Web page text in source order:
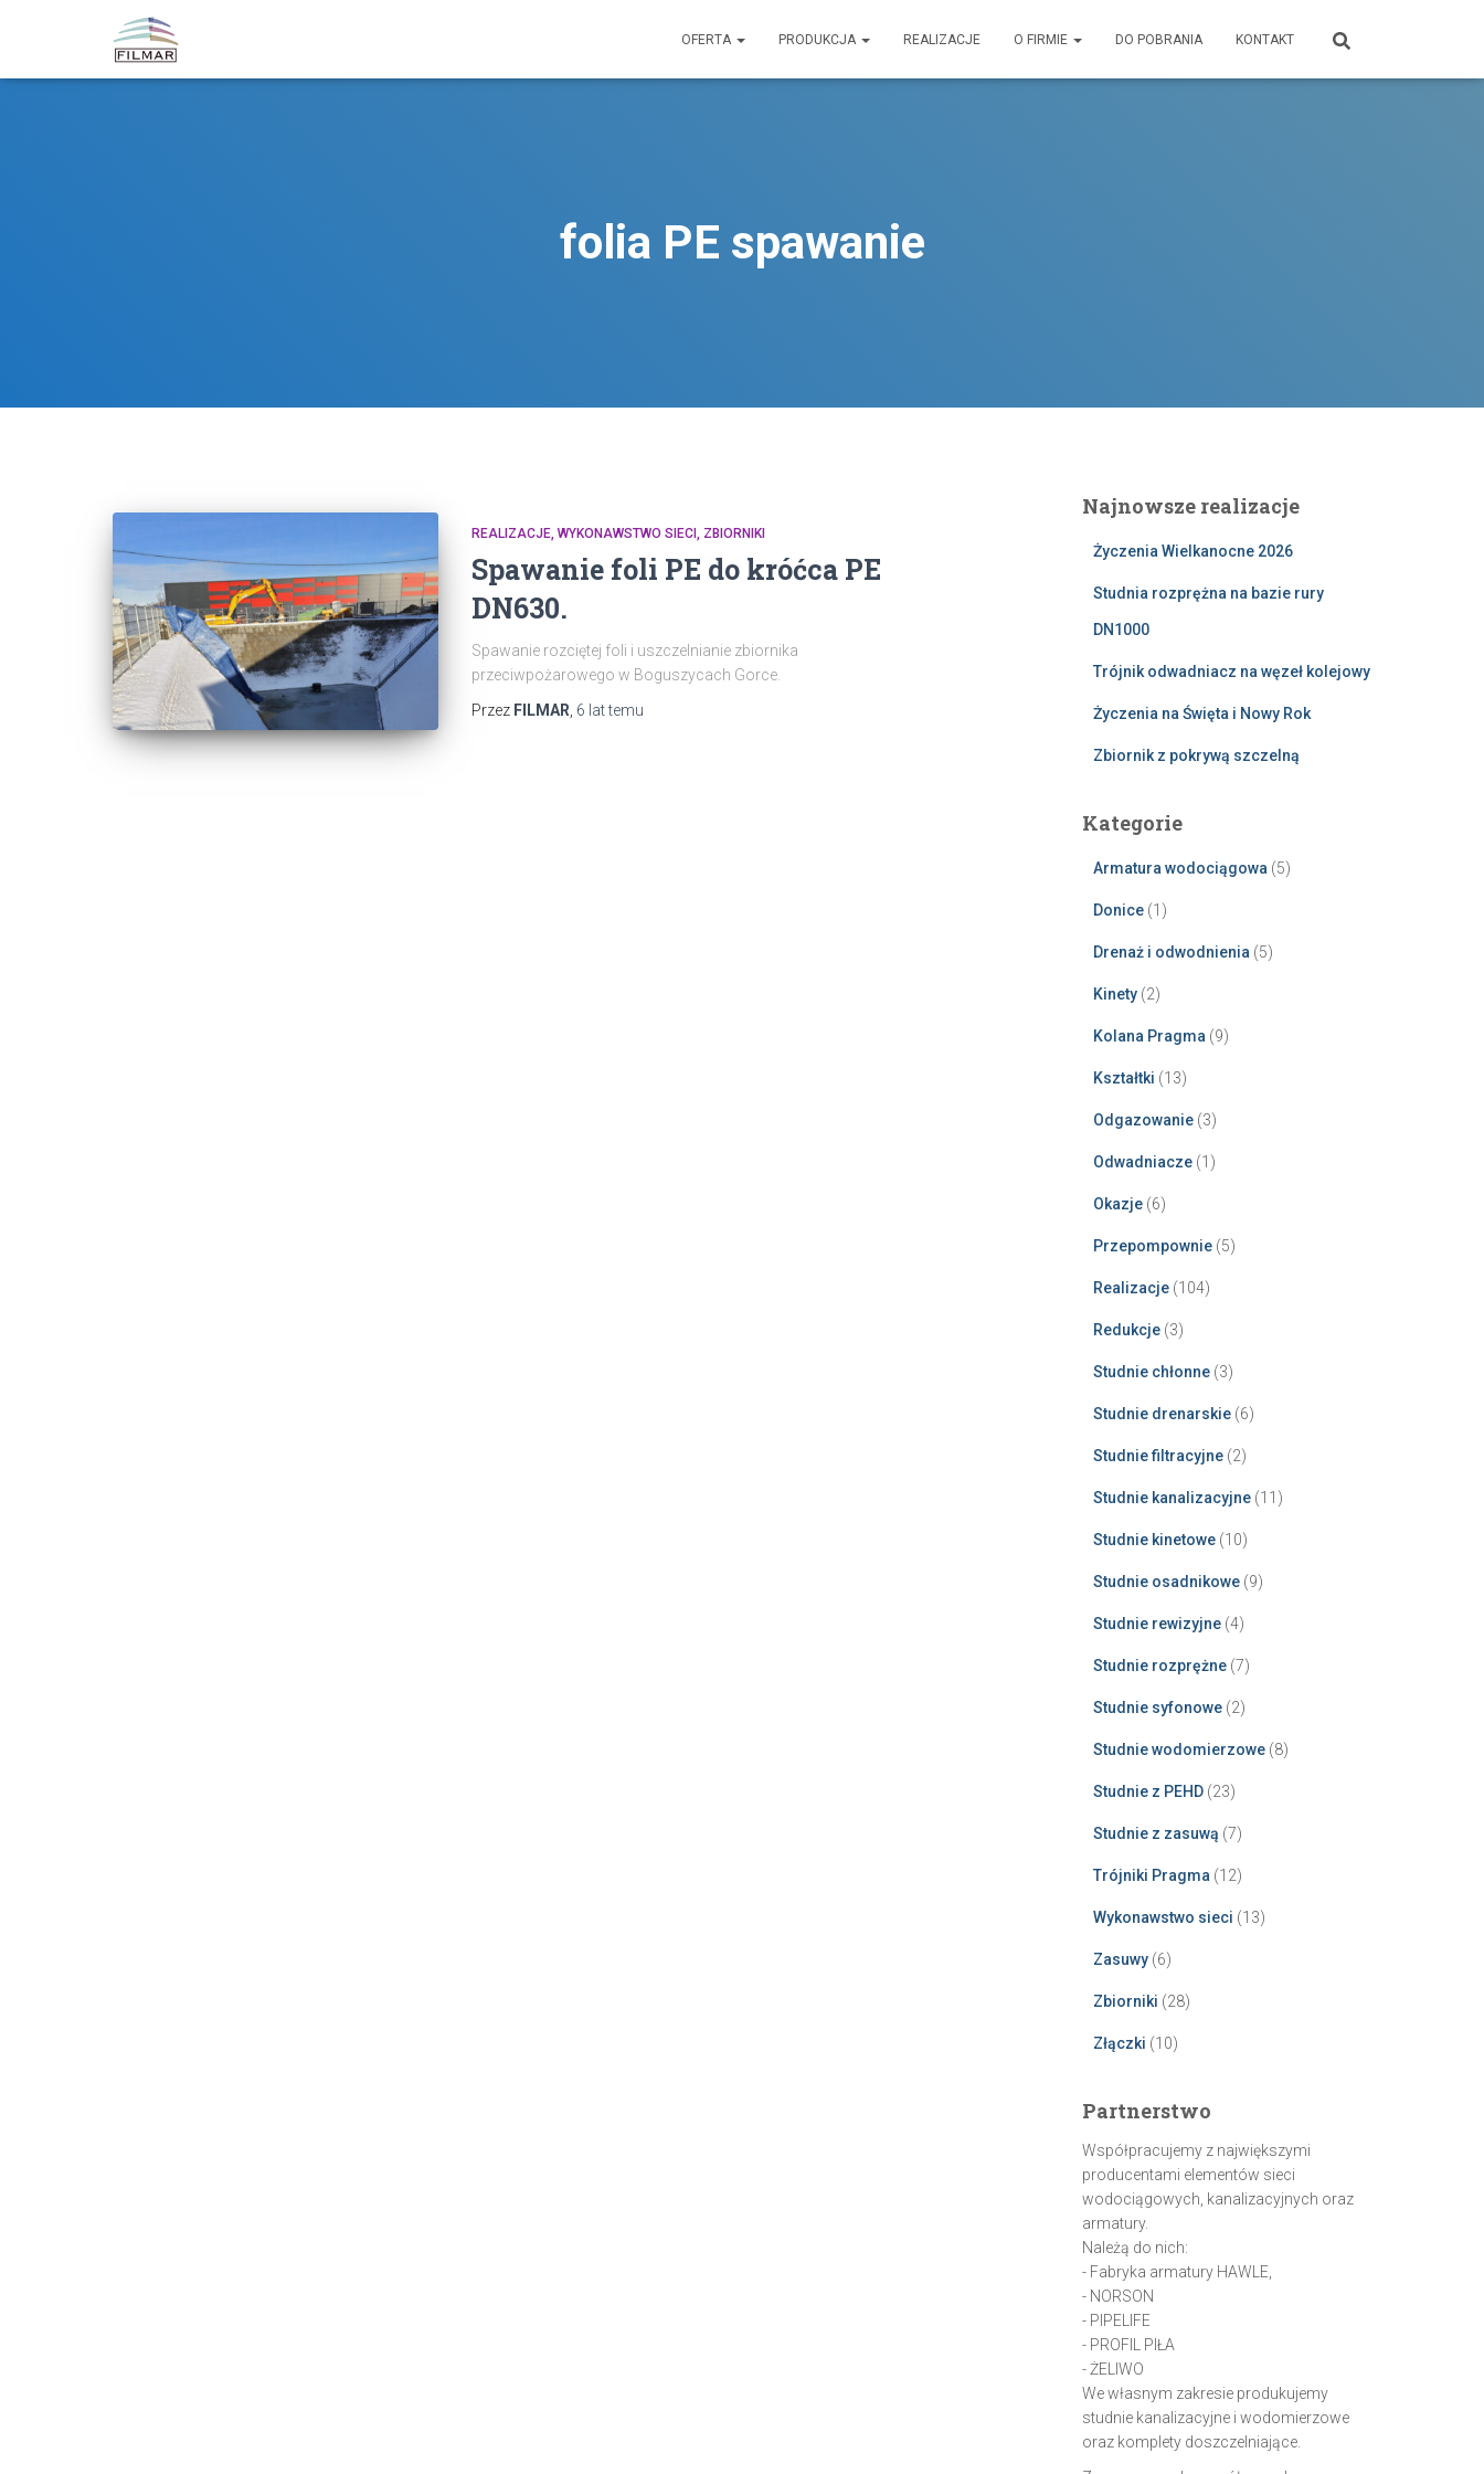
OFERTA PRODUKCJA REALIZACJE O FIRMIE DO POBRANIA KONTAKT
folia PE spawanie
REALIZACJE WYKONAWSTWO SIECI ZBIORNIKI
Spawanie foli PE do króćca PE
DN630.
Spawanie rozciętej foli i uszczelnianie zbiornika
przeciwpożarowego w Boguszycach Gorce.
Przez FILMAR 6 lattemu
Najnowsze realizacje
Życzenia Wielkanocne 2026
Studnia rozprężna na bazie rury
DN1000
Trójnik odwadniacz na węzeł kolejowy
Życzenia na Święta i Nowy Rok
Zbiornik z pokrywą szczelną
Kategorie
Armatura wodociągowa (5)
Donice(1)
Drenaż i odwodnienia (5)
Kinety(2)
Kolana Pragma (9)
Kształtki (13)
Odgazowanie(3)
Odwadniacze(1)
Okazje(6)
Przepompownie(5)
Realizacje(104)
Redukcje(3)
Studnie chłonne(3)
Studnie drenarskie(6)
Studnie filtracyjne(2)
Studnie kanalizacyjne(11)
Studnie kinetowe(10)
Studnie osadnikowe(9)
Studnie rewizyjne(4)
Studnie rozprężne(7)
Studnie syfonowe(2)
Studnie wodomierzowe(8)
Studnie z PEHD(23)
Studnie z zasuwą (7)
Trójniki Pragma (12)
Wykonawstwo sieci (13)
Zasuwy(6)
Zbiorniki (28)
Złączki (10)
Partnerstwo
Współpracujemy z największymi
producentami elementów sieci
wodociągowych, kanalizacyjnych oraz
armatury.
Należą do nich:
- Fabryka armatury HAWLE,
- NORSON
- PIPELIFE
- PROFIL PIŁA
- ŻELIWO
We własnym zakresie produkujemy
studnie kanalizacyjne i wodomierzowe
oraz komplety doszczelniające.